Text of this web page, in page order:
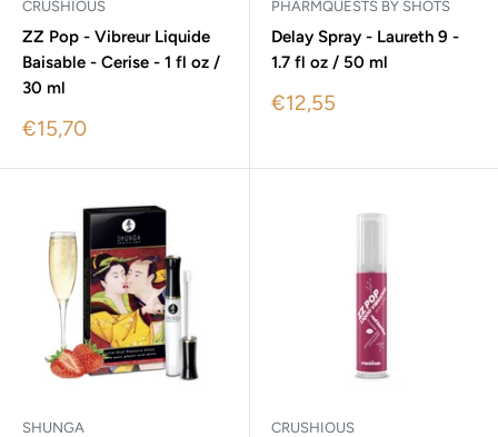
CRUSHIOUS
ZZ Pop - Vibreur Liquide
Baisable - Cerise - 1 fl oz /
30 ml
Sale
€15,70
PHARMQUESTS BY SHOTS
Delay Spray - Laureth 9 -
1.7 fl oz / 50 ml
Sale
€12,55
SHUNGA CRUSHIOUS